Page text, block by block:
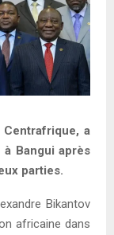
a
Bangui après
parties.
Bikantov
africaine dans